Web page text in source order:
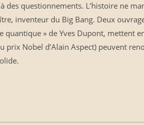
questionnements. L’histoire ne
inventeur du Big Bang. Deux
quantique » de Yves Dupont, mettent
Nobel d’Alain Aspect) peuvent